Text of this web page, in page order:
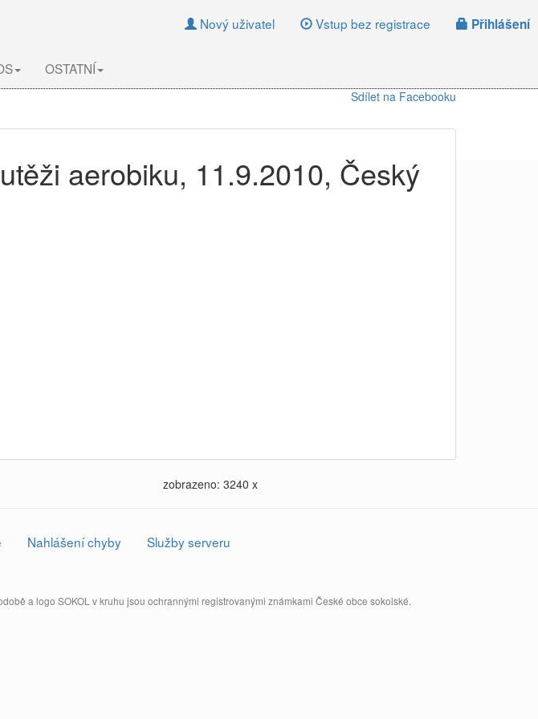
Nový uživatel Vstup bez registrace Přihlášení
OSTATNÍ
Sdílet na Facebooku
aerobiku, 11.9.2010, Český
zobrazeno: 3240 x
Nahlášení chyby
Služby serveru
a logo SOKOL v kruhu jsou ochrannými registrovanými známkami České obce sokolské.